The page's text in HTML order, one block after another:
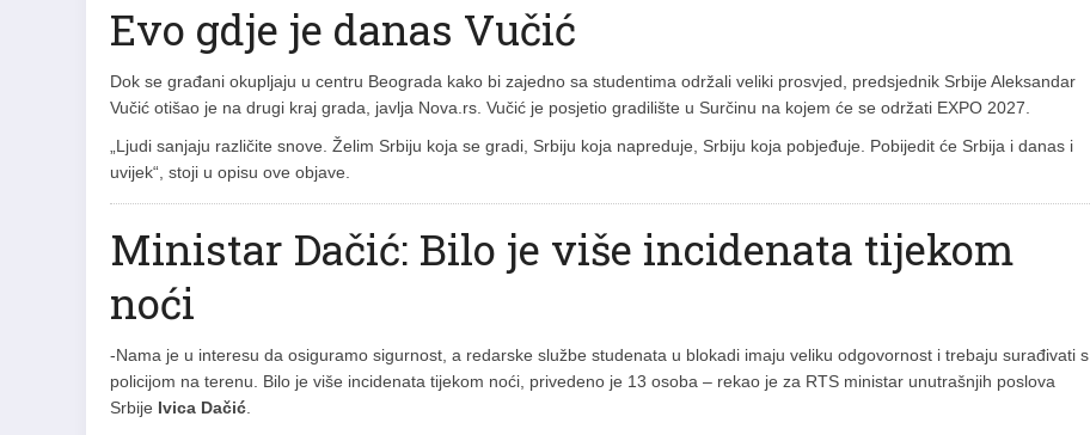
Evo gdje je danas Vučić
Dok se građani okupljaju u centru Beograda kako bi zajedno sa studentima održali veliki prosvjed, predsjednik Srbije Aleksandar
Vučić otišao je na drugi kraj grada, javlja Nova.rs. Vučić je posjetio gradilište u Surčinu na kojem će se održati EXPO 2027.
„Ljudi sanjaju različite snove. Želim Srbiju koja se gradi, Srbiju koja napreduje, Srbiju koja pobjeđuje. Pobijedit će Srbija i danas i
uvijek“, stoji u opisu ove objave.
Ministar Dačić: Bilo je više incidenata tijekom
noći
-Nama je u interesu da osiguramo sigurnost, a redarske službe studenata u blokadi imaju veliku odgovornost i trebaju surađivati s
policijom na terenu. Bilo je više incidenata tijekom noći, privedeno je 13 osoba – rekao je za RTS ministar unutrašnjih poslova
Srbije Ivica Dačić